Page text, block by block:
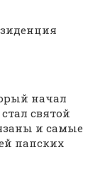
начал
святой
и самые
папских